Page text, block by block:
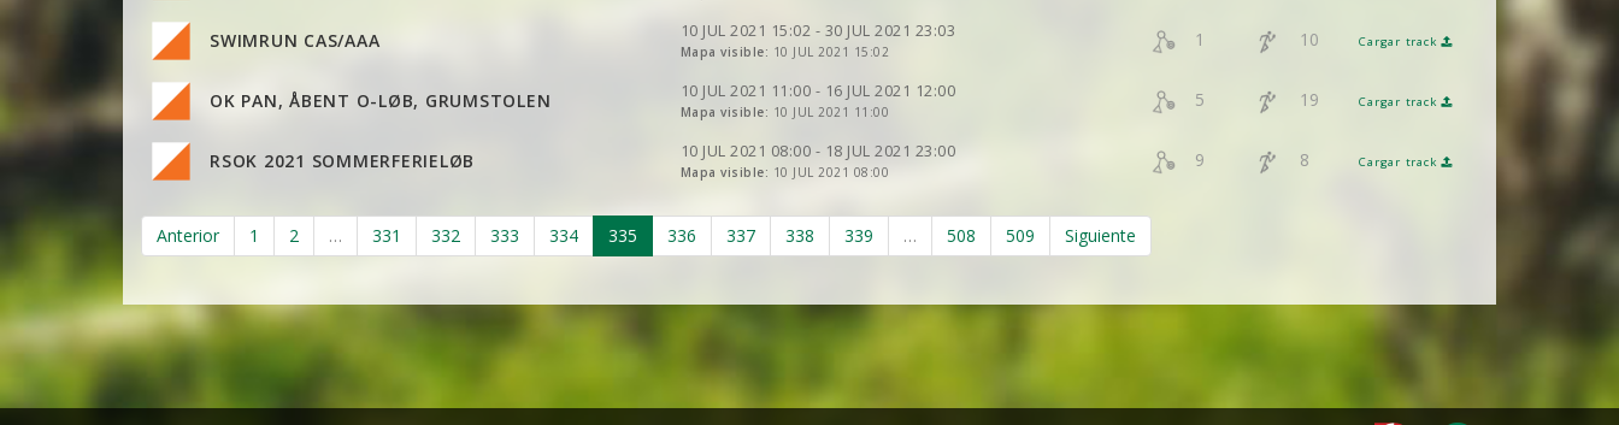
SWIMRUN CAS/AAA 10 JUL 2021 15:02 - 30 JUL 2021 23:03
Mapa visible: 10 JUL 2021 15:02
1 10 Cargar track
2DRERUN
OK PAN, ÅBENT O-LØB, GRUMSTOLEN 10 JUL 2021 11:00 - 16 JUL 2021 12:00
Mapa visible: 10 JUL 2021 11:00
5 19 Cargar track
2DRERUN
2DRERUN
2DRERUN
2DRERUN
RSOK 2021 SOMMERFERIELØB 10 JUL 2021 08:00 - 18 JUL 2021 23:00
Mapa visible: 10 JUL 2021 08:00
9 8 Cargar track
2DRERUN
2DRERUN
2DRERUN
2DRERUN
2DRERUN
Anterior 1 2 … 331 332 333 334 335 336 337 338 339 … 508 509 Siguiente